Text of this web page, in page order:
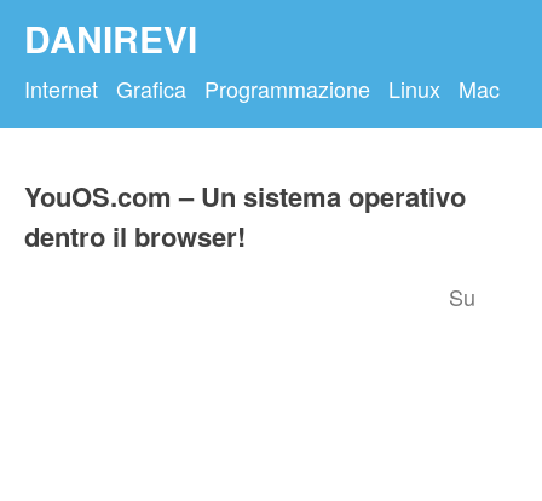
DANIREVI
Internet Grafica Programmazione Linux Mac
YouOS.com – Un sistema operativo
dentro il browser!
Su